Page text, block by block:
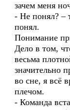
зачем меня
- Не понял? –
понял.
Понимание
Дело в том,
весьма
значительно
во сне, я всё
плечом.
- Команда